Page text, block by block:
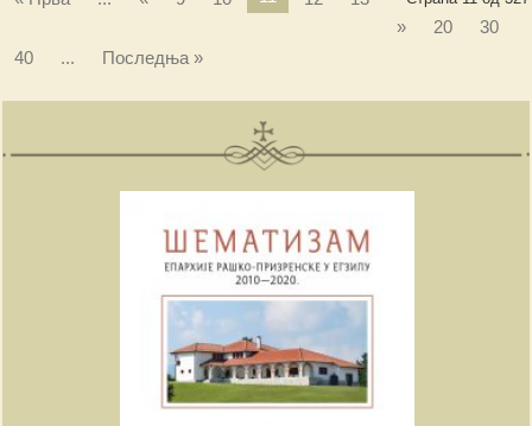
»
20
30
40
... Последња »